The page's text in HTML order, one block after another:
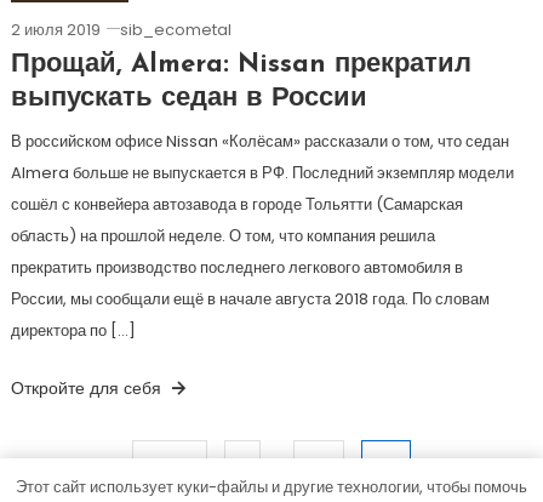
2 июля 2019 sib_ecometal
Прощай, Almera: Nissan прекратил
выпускать седан в России
В российском офисе Nissan «Колёсам» рассказали о том, что седан
Almera больше не выпускается в РФ. Последний экземпляр модели
сошёл с конвейера автозавода в городе Тольятти (Самарская
область) на прошлой неделе. О том, что компания решила
прекратить производство последнего легкового автомобиля в
России, мы сообщали ещё в начале августа 2018 года. По словам
директора по […]
Откройте для себя
Пагинация
Назад 1 … 96
97
Этот сайт использует куки-файлы и другие технологии, чтобы помочь